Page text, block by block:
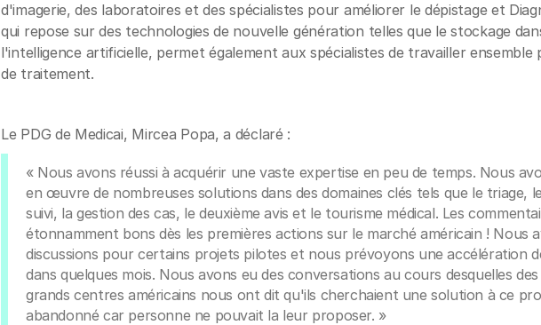
d'imagerie, des laboratoires et des spécialistes pour améliorer le dépistage et
qui repose sur des technologies de nouvelle génération telles que le stockage
l'intelligence artificielle, permet également aux spécialistes de travailler
de traitement.
Le PDG de Medicai, Mircea Popa, a déclaré :
« Nous avons réussi à acquérir une vaste expertise en peu de temps. Nous
en œuvre de nombreuses solutions dans des domaines clés tels que le triage,
suivi, la gestion des cas, le deuxième avis et le tourisme médical. Les
étonnamment bons dès les premières actions sur le marché américain ! Nous
discussions pour certains projets pilotes et nous prévoyons une accélération
dans quelques mois. Nous avons eu des conversations au cours desquelles
grands centres américains nous ont dit qu'ils cherchaient une solution à ce
abandonné car personne ne pouvait la leur proposer. »